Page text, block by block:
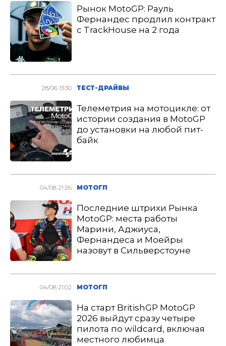
Рынок MotoGP: Рауль
Фернандес продлил контракт
с TrackHouse на 2 года
28/06 13:30 ТЕСТ-ДРАЙВЫ
Телеметрия на мотоцикле: от
истории создания в MotoGP
до установки на любой пит-
байк
04/08 21:26 МОТОГП
Последние штрихи Рынка
MotoGP: места работы
Марини, Аджиуса,
Фернандеса и Моейры
назовут в Сильверстоуне
04/08 21:02 МОТОГП
На старт BritishGP MotoGP
2026 выйдут сразу четыре
пилота по wildcard, включая
местного любимца